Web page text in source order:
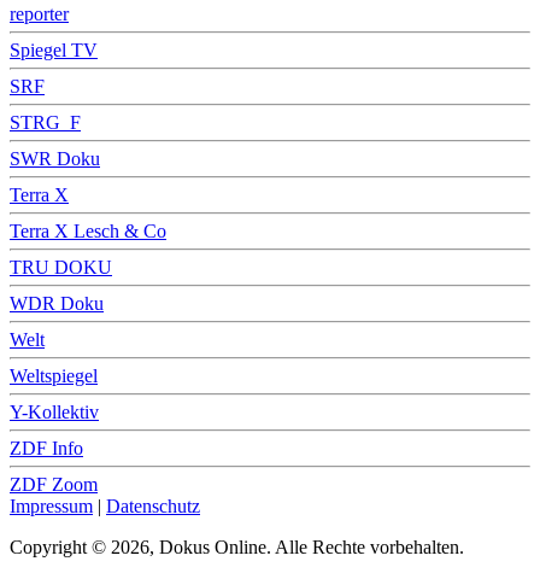
reporter
Spiegel TV
SRF
STRG_F
SWR Doku
Terra X
Terra X Lesch & Co
TRU DOKU
WDR Doku
Welt
Weltspiegel
Y-Kollektiv
ZDF Info
ZDF Zoom
Impressum | Datenschutz
Copyright © 2026, Dokus Online. Alle Rechte vorbehalten.